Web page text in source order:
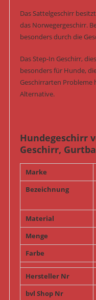
Das Sattelgeschirr
das Norwegergeschirr.
besonders durch die
Das Step-In Geschirr,
besonders für Hunde,
Geschirrarten Probleme
Alternative.
Hundegeschirr
Geschirr,
Marke
Bezeichnung
Material
Menge
Farbe
Hersteller Nr
bvl Shop Nr